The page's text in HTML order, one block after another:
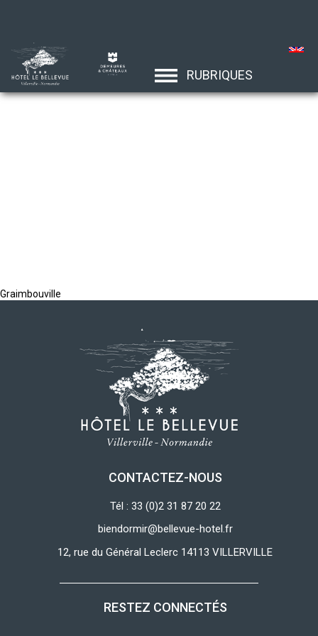
RUBRIQUES
Graimbouville
CONTACTEZ-NOUS
Tél : 33 (0)2 31 87 20 22
biendormir@bellevue-hotel.fr
12, rue du Général Leclerc 14113 VILLERVILLE
RESTEZ CONNECTÉS